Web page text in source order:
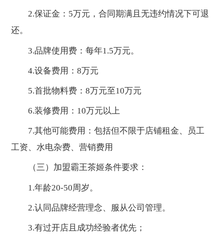
2.保证金：5万元，合同期满且无违约情况下可退
还。
3.品牌使用费：每年1.5万元。
4.设备费用：8万元
5.首批物料费：8万元至10万元
6.装修费用：10万元以上
7.其他可能费用：包括但不限于店铺租金、员工
工资、水电杂费、营销费用
（三）加盟霸王茶姬条件要求：
1.年龄20-50周岁。
2.认同品牌经营理念、服从公司管理。
3.有过开店且成功经验者优先；